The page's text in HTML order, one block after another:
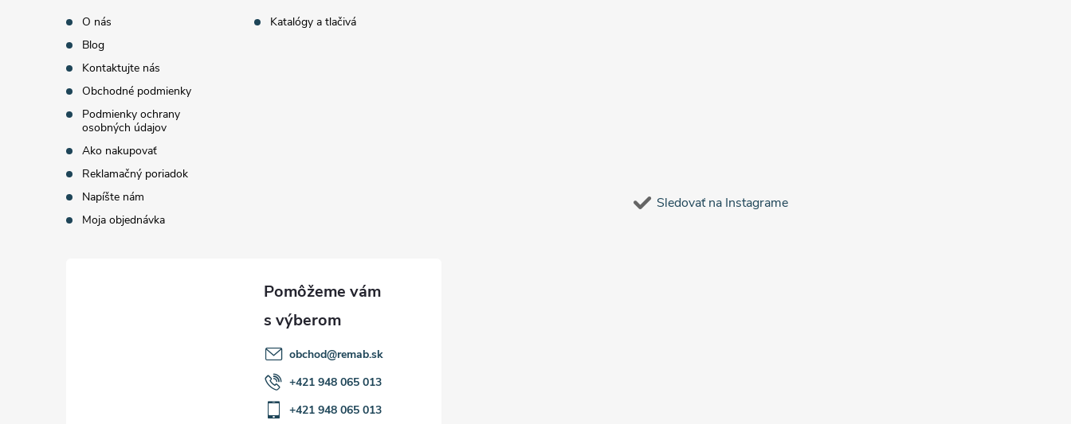
O nás
Blog
Kontaktujte nás
Obchodné podmienky
Podmienky ochrany
osobných údajov
Ako nakupovať
Reklamačný poriadok
Napíšte nám
Moja objednávka
Katalógy a tlačivá
Sledovať na Instagrame
obchod@remab.sk
+421 948 065 013
+421 948 065 013